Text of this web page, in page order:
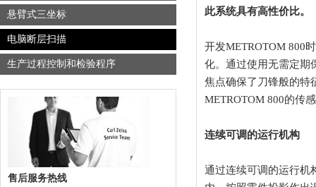
此系统具有高性价比。
开发METROTOM 800
化。通过使用无需定期
焦点确保了刀锋般的特
METROTOM 800的传
连续可调的运行机构
通过连续可调的运行机
悬臂式三坐标
电脑断层扫描
生产过程控制和检验程序
售后服务热线